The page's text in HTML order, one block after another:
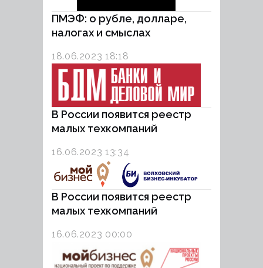
ПМЭФ: о рубле, долларе,
налогах и смыслах
18.06.2023 18:18
В России появится реестр
малых техкомпаний
16.06.2023 13:34
В России появится реестр
малых техкомпаний
16.06.2023 00:00